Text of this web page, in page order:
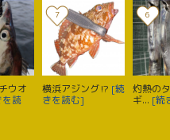
ウオ
読
7
横浜アジング⁉️ [続
きを読む]
6
灼熱の
ギ... [続